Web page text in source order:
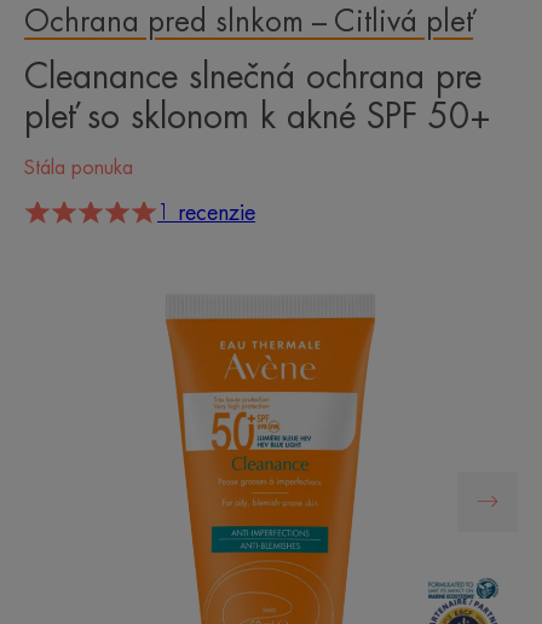
Ochrana pred slnkom – Citlivá pleť
Cleanance slnečná ochrana pre
pleť so sklonom k akné SPF 50+
Stála ponuka
1 recenzie